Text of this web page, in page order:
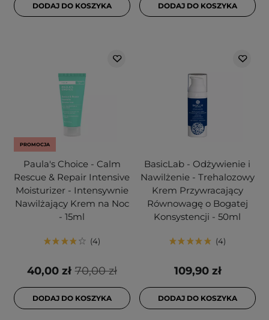
DODAJ DO KOSZYKA DODAJ DO KOSZYKA
PROMOCJA
Paula's Choice - Calm
Rescue & Repair Intensive
Moisturizer - Intensywnie
Nawilżający Krem na Noc
- 15ml
4
70,00 zł
40,00 zł
DODAJ DO KOSZYKA
BasicLab - Odżywienie i
Nawilżenie - Trehalozowy
Krem Przywracający
Równowagę o Bogatej
Konsystencji - 50ml
4
109,90 zł
DODAJ DO KOSZYKA